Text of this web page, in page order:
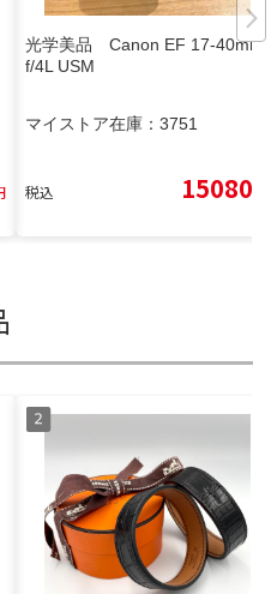
光学美品 Canon EF 17-40mm
f/4L USM
マイストア在庫： 3751
税込 15080